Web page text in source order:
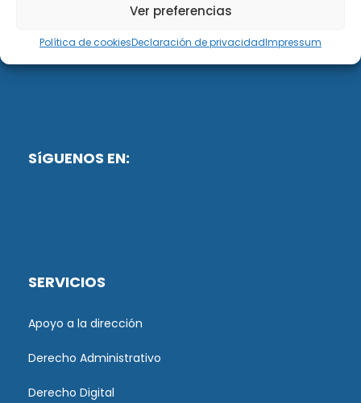
Ver preferencias
Política de cookiesDeclaración de privacidadImpressum
SíGUENOS EN:
SERVICIOS
Apoyo a la dirección
Derecho Administrativo
Derecho Digital